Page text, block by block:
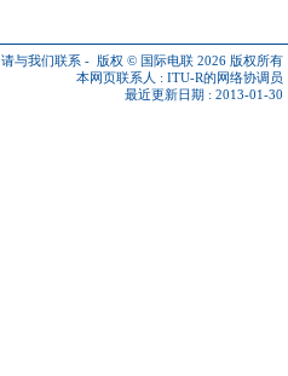
请与我们联系 - 版权 © 国际电联 2026 版权所有
本网页联系人 : ITU-R的网络协调员
最近更新日期 : 2013-01-30